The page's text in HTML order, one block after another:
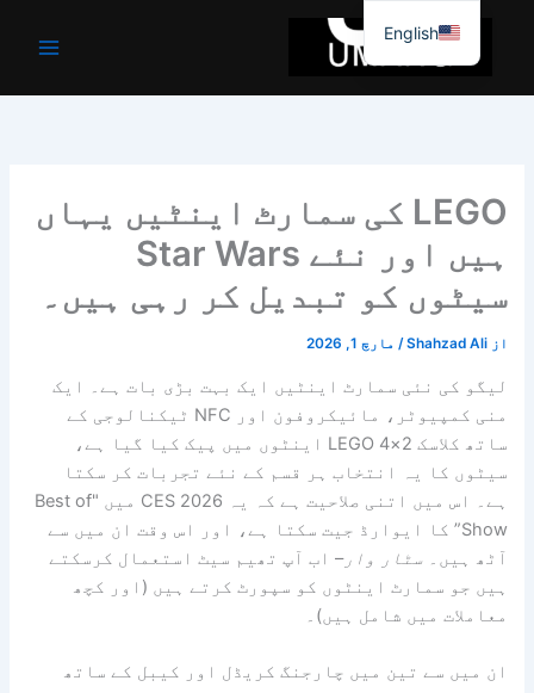
جائیں۔
LEGO کی سمارٹ اینٹیں یہاں
ہیں اور نئے Star Wars
سیٹوں کو تبدیل کر رہی ہیں۔
از Shahzad Ali
/ مارچ 1, 2026
لیگو کی نئی سمارٹ اینٹیں ایک بہت بڑی بات ہے۔ ایک
منی کمپیوٹر، مائیکروفون اور NFC ٹیکنالوجی کے
ساتھ کلاسک 2×4 LEGO اینٹوں میں پیک کیا گیا ہے،
سیٹوں کا یہ انتخاب ہر قسم کے نئے تجربات کر سکتا
ہے۔ اس میں اتنی صلاحیت ہے کہ یہ CES 2026 میں "Best of
Show” کا ایوارڈ جیت سکتا ہے، اور اس وقت ان میں سے
آٹھ ہیں۔ سٹار وار– اب آپ تھیم سیٹ استعمال کرسکتے
ہیں جو سمارٹ اینٹوں کو سپورٹ کرتے ہیں (اور کچھ
معاملات میں شامل ہیں)۔
ان میں سے تین میں چارجنگ کریڈل اور کیبل کے ساتھ
English